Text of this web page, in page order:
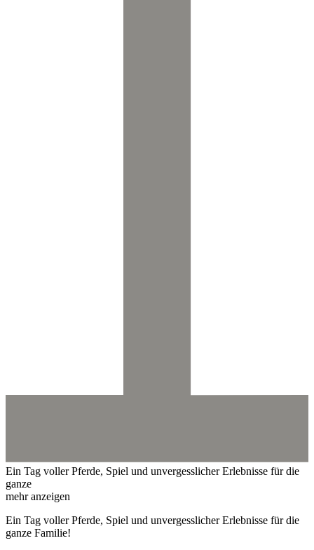
Ein Tag voller Pferde, Spiel und unvergesslicher Erlebnisse für die
ganze
mehr anzeigen
Ein Tag voller Pferde, Spiel und unvergesslicher Erlebnisse für die
ganze Familie!